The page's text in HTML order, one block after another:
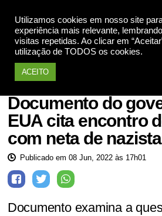
Utilizamos cookies em nosso site
experiência mais relevante,
visitas repetidas. Ao clicar em
utilização de TODOS os cookies.
ACEITO
Jair Bolsonaro
Documento do
EUA cita encontro
com neta de
Publicado em 08 Jun, 2022 às 17h01
Documento examina a